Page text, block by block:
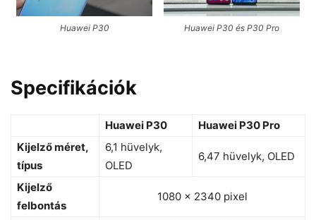
Huawei P30 Huawei P30 és P30 Pro
Specifikációk
Huawei P30
Huawei P30 Pro
Kijelző méret,
típus
6,1 hüvelyk,
OLED
6,47 hüvelyk, OLED
Kijelző
felbontás
1080 x 2340 pixel